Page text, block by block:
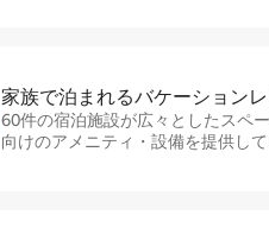
家族で泊まれるバ⁠ケ⁠ー⁠シ⁠ョ⁠ン
60件の宿泊施設が広々としたスペ
向けのアメニティ・設備を提供し